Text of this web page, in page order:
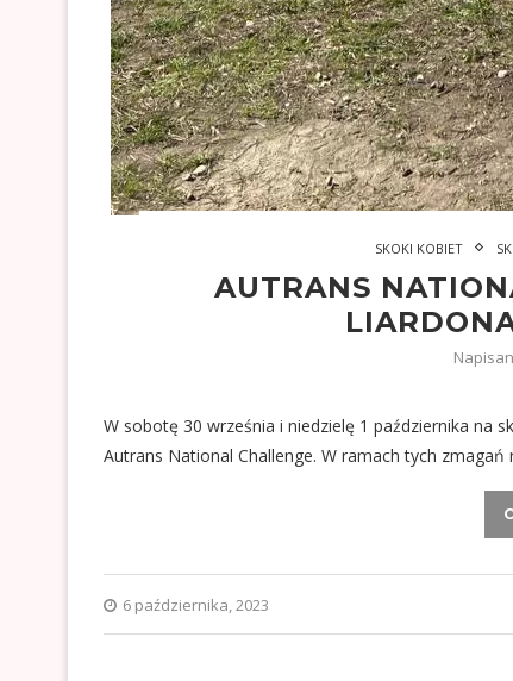
SKOKI KOBIET
AUTRANS
W sobotę 30 września i niedzielę 1 października na
Autrans National Challenge. W ramach tych
6 października, 2023